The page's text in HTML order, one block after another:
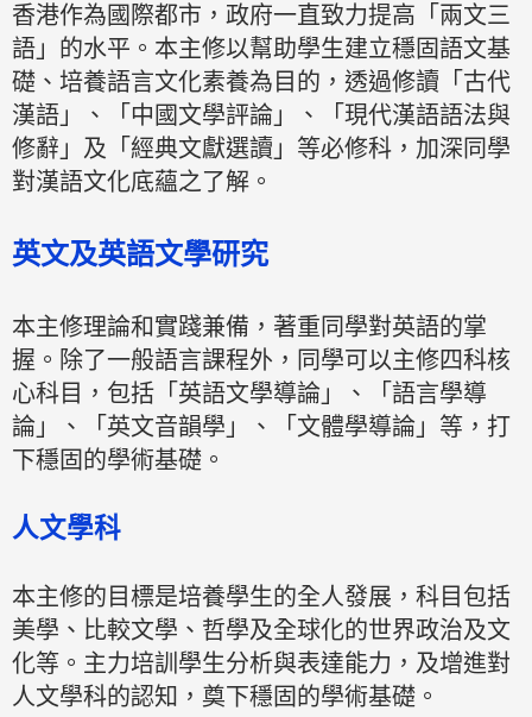
香港作為國際都市，政府一直致力提高「兩文三
語」的水平。本主修以幫助學生建立穩固語文基
礎、培養語言文化素養為目的，透過修讀「古代
漢語」、「中國文學評論」、「現代漢語語法與
修辭」及「經典文獻選讀」等必修科，加深同學
對漢語文化底蘊之了解。
英文及英語文學研究
本主修理論和實踐兼備，著重同學對英語的掌
握。除了一般語言課程外，同學可以主修四科核
心科目，包括「英語文學導論」、「語言學導
論」、「英文音韻學」、「文體學導論」等，打
下穩固的學術基礎。
人文學科
本主修的目標是培養學生的全人發展，科目包括
美學、比較文學、哲學及全球化的世界政治及文
化等。主力培訓學生分析與表達能力，及增進對
人文學科的認知，奠下穩固的學術基礎。